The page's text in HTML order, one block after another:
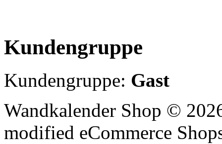
Kundengruppe
Kundengruppe: Gast
Wandkalender Shop ©
modified eCommerce